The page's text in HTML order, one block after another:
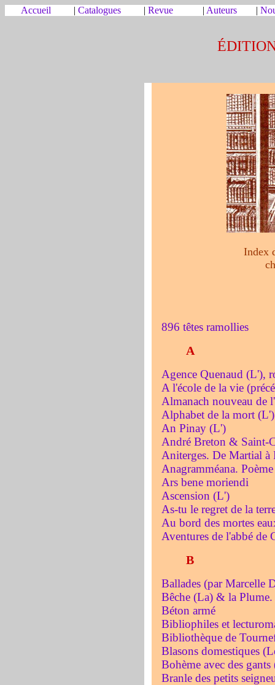
Accueil | Catalogues | Revue | Auteurs |
Index
896 têtes ramollies
A
Agence Quenaud (L'),
A l'école de la vie
Almanach nouveau de
Alphabet de la mort
An Pinay (L')
André Breton & Saint-
Aniterges. De Martial
Anagramméana.
Ars bene moriendi
Ascension (L')
As-tu le regret de la
Au bord des mortes
Aventures de l'abbé de
B
Ballades (par Marcelle
Bêche (La) & la
Béton armé
Bibliophiles et
Bibliothèque de
Blasons domestiques
Bohème avec des gants
Branle des petits